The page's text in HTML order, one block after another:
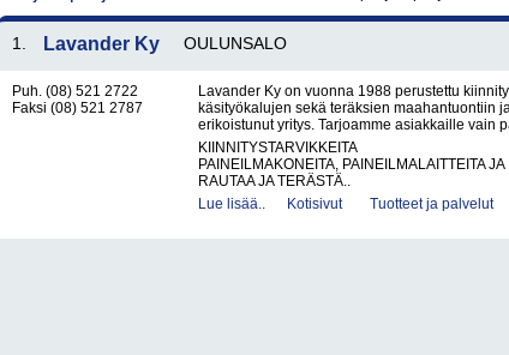
1. Lavander Ky OULUNSALO
Puh. (08) 521 2722
Faksi (08) 521 2787
Lavander Ky on vuonna 1988 perustettu
käsityökalujen sekä teräksien maahantuontiin
erikoistunut yritys. Tarjoamme asiakkaille vain
KIINNITYSTARVIKKEITA
PAINEILMAKONEITA, PAINEILMALAITTEITA
RAUTAA JA TERÄSTÄ..
Lue lisää..
Kotisivut Tuotteet ja palvelut